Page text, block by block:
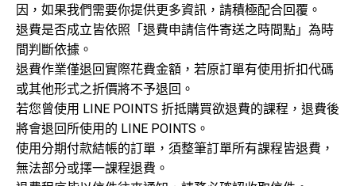
因，如果我們需要你提供更多資訊，請積極配合回覆。
退費是否成立皆依照「退費申請信件寄送之時間點」為時
間判斷依據。
退費作業僅退回實際花費金額，若原訂單有使用折扣代碼
或其他形式之折價將不予退回。
若您曾使用 LINE POINTS 折抵購買欲退費的課程，退費後
將會退回所使用的 LINE POINTS。
使用分期付款結帳的訂單，須整筆訂單所有課程皆退費，
無法部分或擇一課程退費。